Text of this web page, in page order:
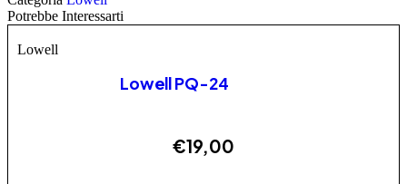
Potrebbe Interessarti
Lowell
Lowell PQ-24
€19,00